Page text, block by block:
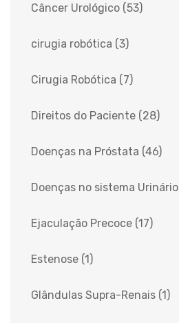
Câncer Urológico (53)
cirugia robótica (3)
Cirugia Robótica (7)
Direitos do Paciente (28)
Doenças na Próstata (46)
Doenças no sistema Urinário
Ejaculação Precoce (17)
Estenose (1)
Glândulas Supra-Renais (1)